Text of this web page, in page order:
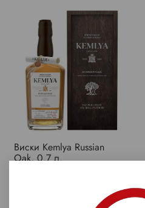
Виски Kemlya Russian
Oak, 0.7 л.